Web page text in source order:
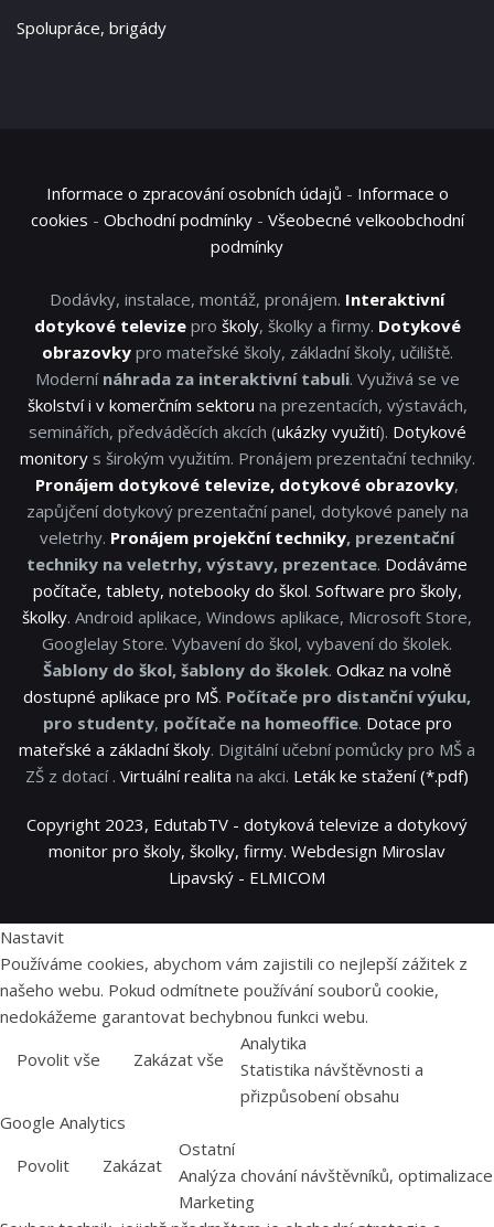
Spolupráce, brigády
Informace o zpracování osobních údajů - Informace o
cookies - Obchodní podmínky- Všeobecné velkoobchodní
podmínky
Dodávky, instalace, montáž, pronájem. Interaktivní
dotykové televizepro školy, školky a firmy. Dotykové
obrazovkypro mateřské školy, základní školy, učiliště.
Moderní náhrada za interaktivní tabuli. Využivá se ve
školství i v komerčním sektoru na prezentacích, výstavách,
seminářích, předváděcích akcích (ukázky využití). Dotykové
monitorys širokým využitím. Pronájem prezentační techniky.
Pronájem dotykové televize, dotykové obrazovky,
zapůjčení dotykový prezentační panel, dotykové panely na
veletrhy. Pronájem projekční techniky, prezentační
techniky na veletrhy, výstavy, prezentace. Dodáváme
počítače, tablety, notebooky do škol. Software pro školy,
školky. Android aplikace, Windows aplikace, Microsoft Store,
Googlelay Store. Vybavení do škol, vybavení do školek.
Šablony do škol, šablony do školek. Odkaz na volně
dostupné aplikace pro MŠ. Počítače pro distanční výuku,
pro studenty, počítače na homeoffice. Dotace pro
mateřské a základní školy. Digitální učební pomůcky pro MŠ a
ZŠ z dotací . Virtuální realita na akci. Leták ke stažení (*.pdf)
Copyright 2023, EdutabTV - dotyková televize a dotykový
monitor pro školy, školky, firmy. Webdesign Miroslav
Lipavský - ELMICOM
Nastavit
Používáme cookies, abychom vám zajistili co nejlepší zážitek z
našeho webu. Pokud odmítnete používání souborů cookie,
nedokážeme garantovat bechybnou funkci webu.
Povolit vše
Zakázat vše
Analytika
Statistika návštěvnosti a
přizpůsobení obsahu
Google Analytics
Povolit
Zakázat
Ostatní
Analýza chování návštěvníků, optimalizace
Marketing